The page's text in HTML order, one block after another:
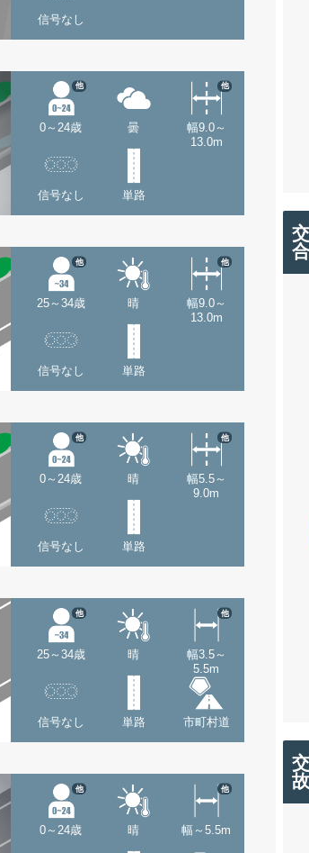
信号なし
0～24歳
他
曇
幅9.0～
13.0m
他
信号なし 単路
25～34歳
他
晴
幅9.0～
13.0m
他
信号なし 単路
0～24歳
他
晴
幅5.5～
9.0m
他
信号なし 単路
25～34歳
他
晴
幅3.5～
5.5m
他
信号なし 単路 市町村道
0～24歳
他
晴 幅～5.5m
他
合